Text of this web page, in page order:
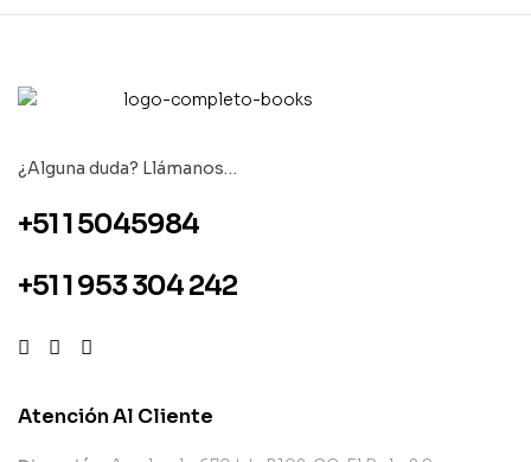
¿Alguna duda? Llámanos…
+51 1 5045984
+51 1 953 304 242
Atención Al Cliente